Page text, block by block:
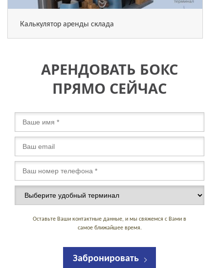
Калькулятор аренды склада
АРЕНДОВАТЬ БОКС
ПРЯМО СЕЙЧАС
Оставьте Ваши контактные данные, и мы свяжемся с Вами в
самое ближайшее время.
Забронировать